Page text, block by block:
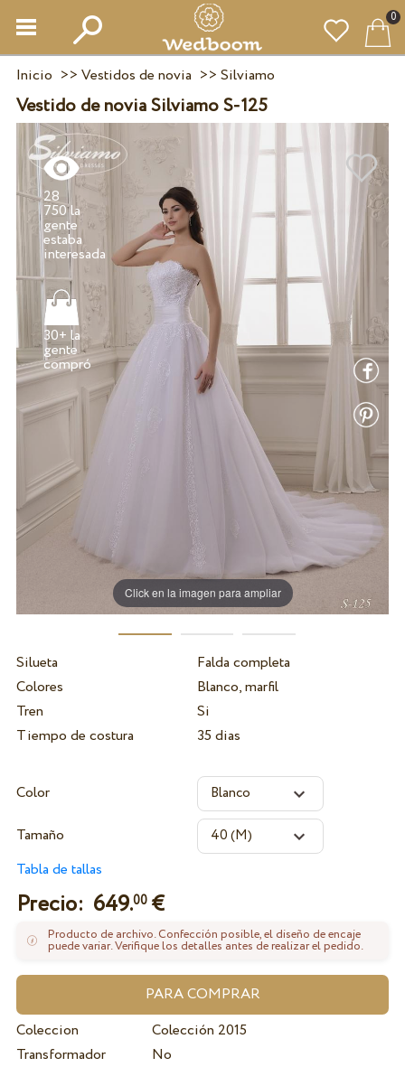
0
Inicio >> Vestidos de novia >> Silviamo
Vestido de novia Silviamo S-125
Click en la imagen para ampliar
28
750 la
gente
estaba
30+ la
gente
compró
Silueta
Falda completa
Colores
Blanco, marfil
Tren
Si
Tiempo de costura
35 dias
Color
Tamaño
Tabla de tallas
Precio: 649.00€
Producto de archivo. Confección posible, el diseño de encaje
puede variar. Verifique los detalles antes de realizar el pedido.
Coleccion
Colección 2015
Transformador
No